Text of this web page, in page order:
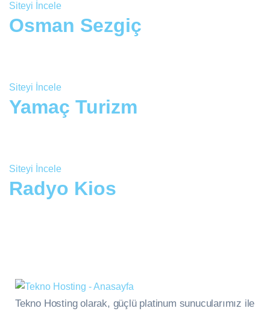
Siteyi İncele
Osman Sezgiç
Siteyi İncele
Yamaç Turizm
Siteyi İncele
Radyo Kios
Tekno Hosting olarak, güçlü platinum sunucularımız ile